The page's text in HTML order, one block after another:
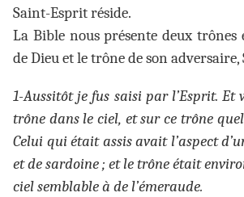
Saint-Esprit réside.
La Bible nous présente deux trônes
de Dieu et le trône de son adversaire,
1-Aussitôt je fus saisi par l’Esprit.
trône dans le ciel, et sur ce trône
Celui qui était assis avait l’aspect
et de sardoine ; et le trône était
ciel semblable à de l’émeraude.